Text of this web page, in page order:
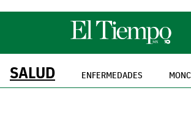
SALUD ENFERMEDADES